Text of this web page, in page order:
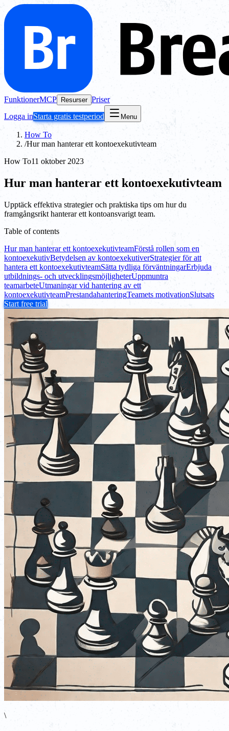
FunktionerMCP Resurser Priser
Logga inStarta gratis testperiod Menu
How To
/Hur man hanterar ett kontoexekutivteam
How To11 oktober 2023
Hur man hanterar ett kontoexekutivteam
Upptäck effektiva strategier och praktiska tips om hur du
framgångsrikt hanterar ett kontoansvarigt team.
Table of contents
Hur man hanterar ett kontoexekutivteamFörstå rollen som en
kontoexekutivBetydelsen av kontoexekutiverStrategier för att
hantera ett kontoexekutivteamSätta tydliga förväntningarErbjuda
utbildnings- och utvecklingsmöjligheterUppmuntra
teamarbeteUtmaningar vid hantering av ett
kontoexekutivteamPrestandahanteringTeamets motivationSlutsats
Start free trial
\